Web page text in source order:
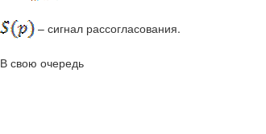
– сигнал рассогласования.
В свою очередь